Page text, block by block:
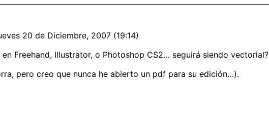
20 de Diciembre, 2007 (19:14)
Freehand, Illustrator, o Photoshop CS2… seguirá siendo vectorial?
pero creo que nunca he abierto un pdf para su edición…).